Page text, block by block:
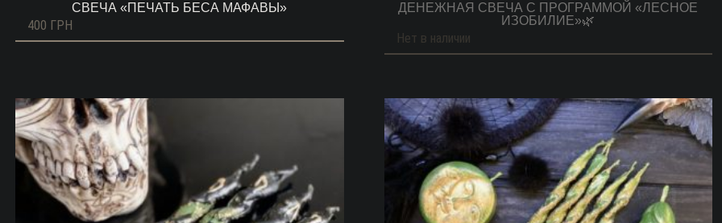
СВЕЧА «ПЕЧАТЬ БЕСА МАФАВЫ»
400 ГРН
ДЕНЕЖНАЯ СВЕЧА С ПРОГРАММОЙ «ЛЕСНОЕ
ИЗОБИЛИЕ»🌿
Нет в наличии